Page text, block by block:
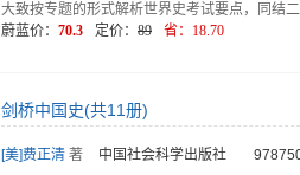
大致按专题的形式解析世界史考试要点，同结
蔚蓝价： 70.3 定价： 89 省： 18.70
剑桥中国史(共11册)
[美]费正清 著 中国社会科学出版社